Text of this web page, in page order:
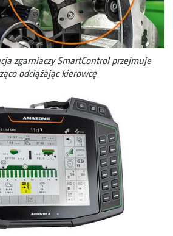
zgarniaczy SmartControl przejmuje
odciążając kierowcę